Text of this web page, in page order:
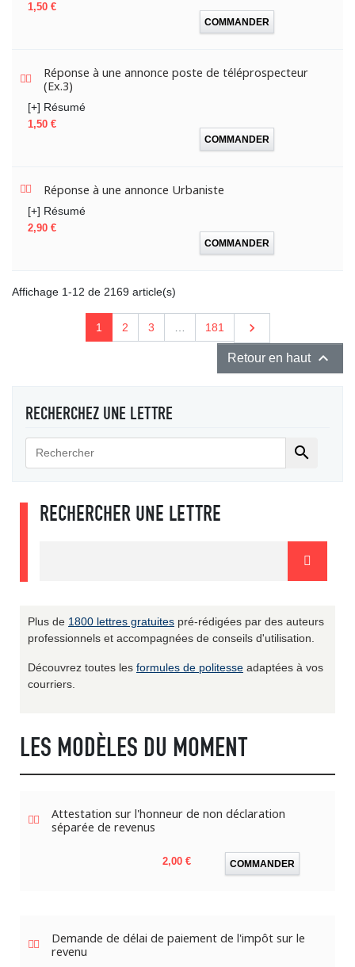
Prix
1,50 €
COMMANDER
Réponse à une annonce poste de téléprospecteur
(Ex.3)
[+] Résumé
Prix
1,50 €
COMMANDER
Réponse à une annonce Urbaniste
[+] Résumé
Prix
2,90 €
COMMANDER
Affichage 1-12 de 2169 article(s)
1 2 3 181 Suivant

Retour en haut 
RECHERCHEZ UNE LETTRE

RECHERCHER UNE LETTRE
Plus de 1800 lettres gratuites pré-rédigées par des auteurs
professionnels et accompagnées de conseils d'utilisation.
Découvrez toutes les formules de politesse adaptées à vos
courriers.
LES MODÈLES DU MOMENT
Attestation sur l'honneur de non déclaration
séparée de revenus
Prix
2,00 € COMMANDER
Demande de délai de paiement de l'impôt sur le
revenu